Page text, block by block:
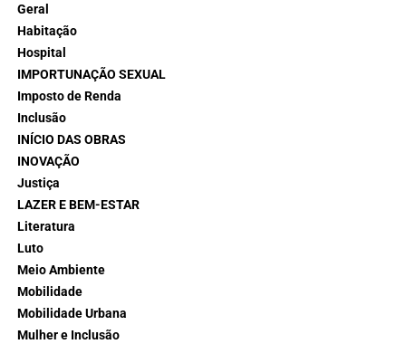
Geral
Habitação
Hospital
IMPORTUNAÇÃO SEXUAL
Imposto de Renda
Inclusão
INÍCIO DAS OBRAS
INOVAÇÃO
Justiça
LAZER E BEM-ESTAR
Literatura
Luto
Meio Ambiente
Mobilidade
Mobilidade Urbana
Mulher e Inclusão